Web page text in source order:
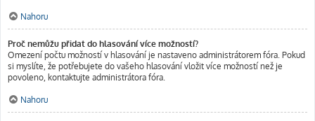
Nahoru
Proč nemůžu přidat do hlasování více možností?
Omezení počtu možností v hlasování je nastaveno administrátorem fóra. Pokud
si myslíte, že potřebujete do vašeho hlasování vložit více možností než je
povoleno, kontaktujte administrátora fóra.
Nahoru